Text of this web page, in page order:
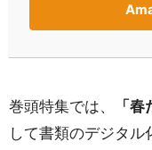
巻頭特集では、 「
して書類のデジタ